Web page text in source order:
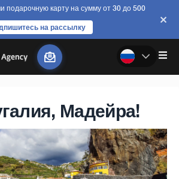
подарочную карту на сумму от 30 до 500
на рассылку
Мадейра!